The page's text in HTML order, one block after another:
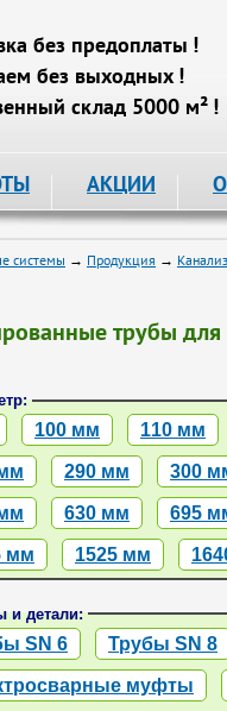
без предоплаты !
без выходных !
склад 5000 м² !
АКЦИИ
системы → Продукция →
трубы
100 мм 110 мм
290 мм 300
630 мм 695
мм 1525 мм
и детали:
SN 6 Трубы SN 8
муфты